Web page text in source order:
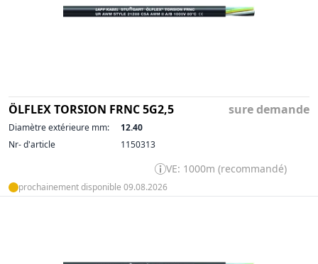
ÖLFLEX TORSION FRNC 5G2,5 sure demande
Diamètre extérieure mm:
12.40
Nr- d'article
1150313
VE: 1000m (recommandé)
prochainement disponible 09.08.2026